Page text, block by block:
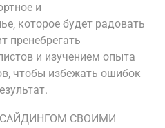
и
которое будет радовать
пренебрегать
и изучением опыта
чтобы избежать ошибок
СВОИМИ